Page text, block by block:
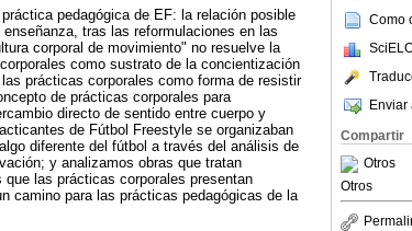
Como
Enviar
Compartir
Otros
Otros
pedagógica de EF: la relación posible
tras las reformulaciones en las
corporal de movimiento" no resuelve la
como sustrato de la concientización
prácticas corporales como forma de resistir
de prácticas corporales para
directo de sentido entre cuerpo y
de Fútbol Freestyle se organizaban
diferente del fútbol a través del análisis de
y analizamos obras que tratan
las prácticas corporales presentan
camino para las prácticas pedagógicas de la